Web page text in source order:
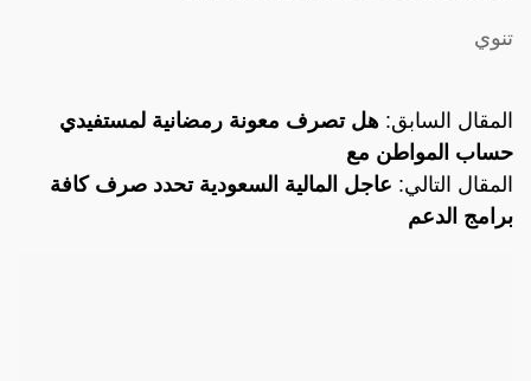
تنوي
المقال السابق: هل تصرف معونة رمضانية لمستفيدي
حساب المواطن مع
المقال التالي: عاجل المالية السعودية تحدد صرف كافة
برامج الدعم